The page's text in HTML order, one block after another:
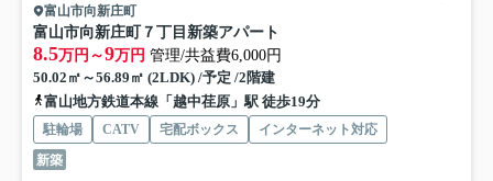
富山市向新庄町
富山市向新庄町７丁目新築アパート
8.5万円～9万円 管理/共益費6,000円
50.02㎡～56.89㎡ (2LDK) /予定 /2階建
富山地方鉄道本線「越中荏原」駅 徒歩19分
駐輪場 CATV 宅配ボックス
インターネット対応
新築